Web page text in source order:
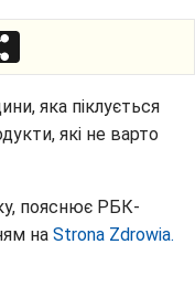
яка піклується
які не варто
пояснює РБК-
на Strona Zdrowia.